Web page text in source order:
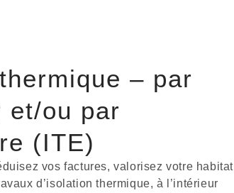
– par
et/ou par
(ITE)
vos factures, valorisez votre habitat
d’isolation thermique, à l’intérieur